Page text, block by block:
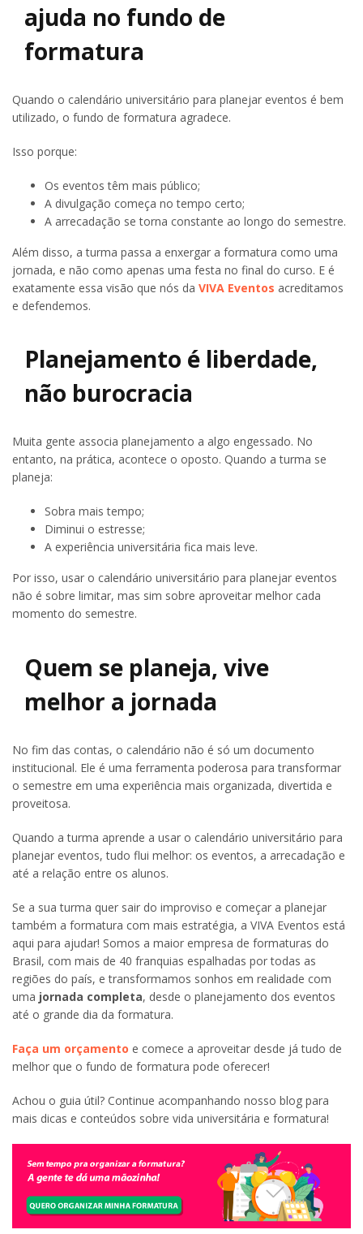
ajuda no fundo de
formatura
Quando o calendário universitário para planejar eventos é bem
utilizado, o fundo de formatura agradece.
Isso porque:
Os eventos têm mais público;
A divulgação começa no tempo certo;
A arrecadação se torna constante ao longo do semestre.
Além disso, a turma passa a enxergar a formatura como uma
jornada, e não como apenas uma festa no final do curso. E é
exatamente essa visão que nós da VIVA Eventos acreditamos
e defendemos.
Planejamento é liberdade,
não burocracia
Muita gente associa planejamento a algo engessado. No
entanto, na prática, acontece o oposto. Quando a turma se
planeja:
Sobra mais tempo;
Diminui o estresse;
A experiência universitária fica mais leve.
Por isso, usar o calendário universitário para planejar eventos
não é sobre limitar, mas sim sobre aproveitar melhor cada
momento do semestre.
Quem se planeja, vive
melhor a jornada
No fim das contas, o calendário não é só um documento
institucional. Ele é uma ferramenta poderosa para transformar
o semestre em uma experiência mais organizada, divertida e
proveitosa.
Quando a turma aprende a usar o calendário universitário para
planejar eventos, tudo flui melhor: os eventos, a arrecadação e
até a relação entre os alunos.
Se a sua turma quer sair do improviso e começar a planejar
também a formatura com mais estratégia, a VIVA Eventos está
aqui para ajudar! Somos a maior empresa de formaturas do
Brasil, com mais de 40 franquias espalhadas por todas as
regiões do país, e transformamos sonhos em realidade com
uma jornada completa, desde o planejamento dos eventos
até o grande dia da formatura.
Faça um orçamento e comece a aproveitar desde já tudo de
melhor que o fundo de formatura pode oferecer!
Achou o guia útil? Continue acompanhando nosso blog para
mais dicas e conteúdos sobre vida universitária e formatura!